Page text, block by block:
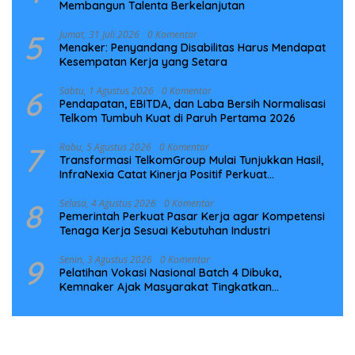
Membangun Talenta Berkelanjutan
5 Jumat, 31 Juli 2026 0 Komentar
Menaker: Penyandang Disabilitas Harus Mendapat
Kesempatan Kerja yang Setara
6 Sabtu, 1 Agustus 2026 0 Komentar
Pendapatan, EBITDA, dan Laba Bersih Normalisasi
Telkom Tumbuh Kuat di Paruh Pertama 2026
7 Rabu, 5 Agustus 2026 0 Komentar
Transformasi TelkomGroup Mulai Tunjukkan Hasil,
InfraNexia Catat Kinerja Positif Perkuat
8 Selasa, 4 Agustus 2026 0 Komentar
Pemerintah Perkuat Pasar Kerja agar Kompetensi
Tenaga Kerja Sesuai Kebutuhan Industri
9 Senin, 3 Agustus 2026 0 Komentar
Pelatihan Vokasi Nasional Batch 4 Dibuka,
Kemnaker Ajak Masyarakat Tingkatkan